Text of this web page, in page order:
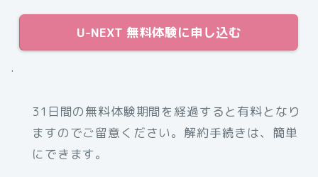
U-NEXT 無料体験に申し込む
.
31日間の無料体験期間を経過すると有料となり
ますのでご留意ください。解約手続きは、簡単
にできます。